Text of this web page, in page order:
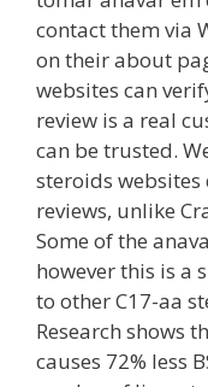
contact them via
on their about
websites can
review is a real
can be trusted.
steroids
reviews, unlike
Some of the
however this is a
to other C17-aa
Research shows
causes 72% less